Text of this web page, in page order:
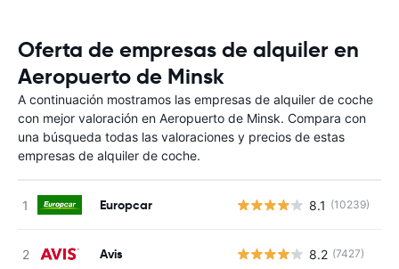
Oferta de empresas de alquiler en
Aeropuerto de Minsk
A continuación mostramos las empresas de alquiler de coche
con mejor valoración en Aeropuerto de Minsk. Compara con
una búsqueda todas las valoraciones y precios de estas
empresas de alquiler de coche.
Europcar 8.1 (10239)
Avis 8.2 (7427)